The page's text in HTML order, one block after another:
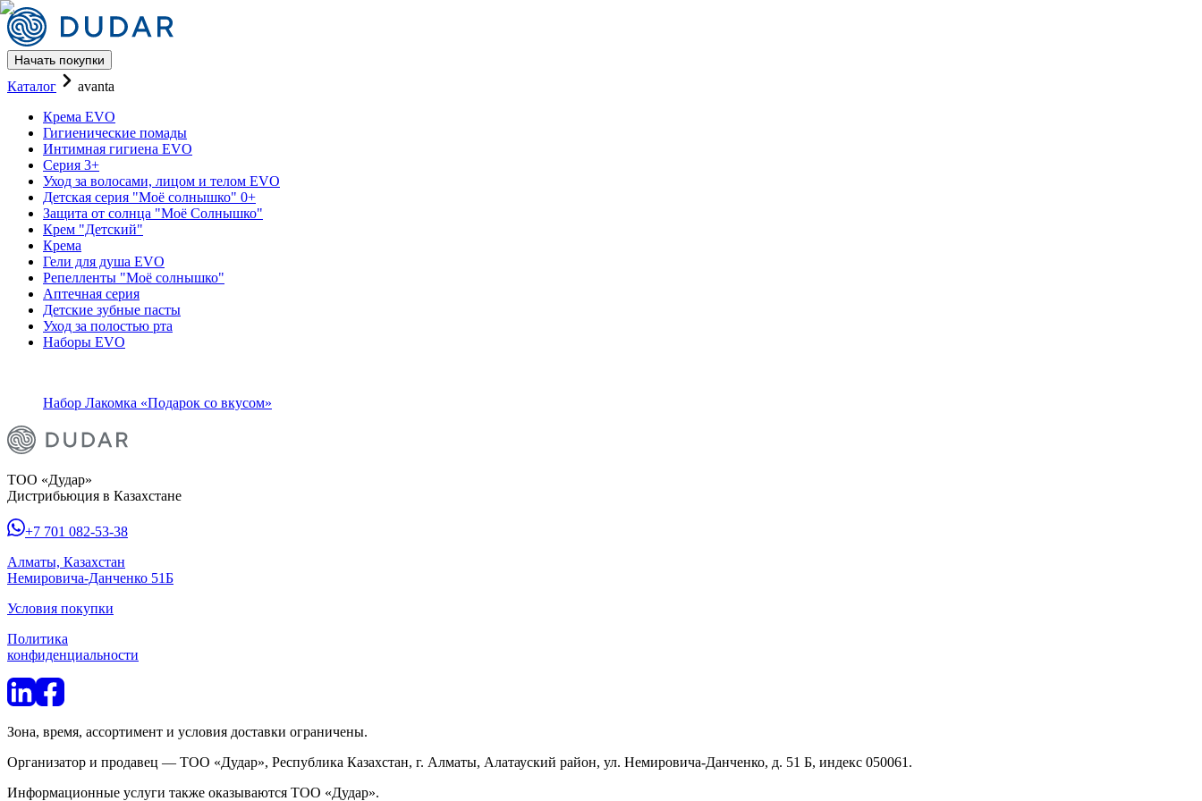
Начать покупки
Каталог Наборы EVO бренда Avanta оптом — цены и наличие | Дудар
Каталог
avanta
Крема EVO
Гигиенические помады
Интимная гигиена EVO
Серия 3+
Уход за волосами, лицом и телом EVO
Детская серия "Моё солнышко" 0+
Защита от солнца "Моё Солнышко"
Крем "Детский"
Крема
Гели для душа EVO
Репелленты "Моё солнышко"
Аптечная серия
Детские зубные пасты
Уход за полостью рта
Наборы EVO
Набор Лакомка «Подарок со вкусом»
ТОО «Дудар»
Дистрибьюция в Казахстане
+7 701 082-53-38
Алматы, Казахстан
Немировича-Данченко 51Б
Условия покупки
Политика
конфиденциальности
Зона, время, ассортимент и условия доставки ограничены.
Организатор и продавец — ТОО «Дудар», Республика Казахстан, г. Алматы, Алатауский район, ул. Немировича-Данченко, д. 51 Б, индекс 050061.
Информационные услуги также оказываются ТОО «Дудар».